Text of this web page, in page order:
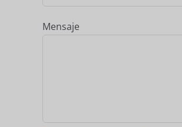
Mensaje